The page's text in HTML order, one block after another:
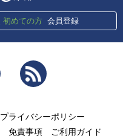
初めての方 会員登録
Twitter
プライバシーポリシー
免責事項 ご利用ガイド